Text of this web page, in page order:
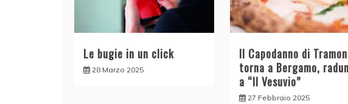
Le bugie in un click
28 Marzo 2025
Il Capodanno di
torna a Bergamo,
a “Il Vesuvio”
27 Febbraio 2025